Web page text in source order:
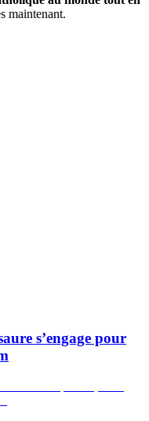
maintenant.
s’engage pour